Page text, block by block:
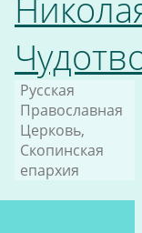
Русская
Православная
Церковь,
Скопинская
епархия